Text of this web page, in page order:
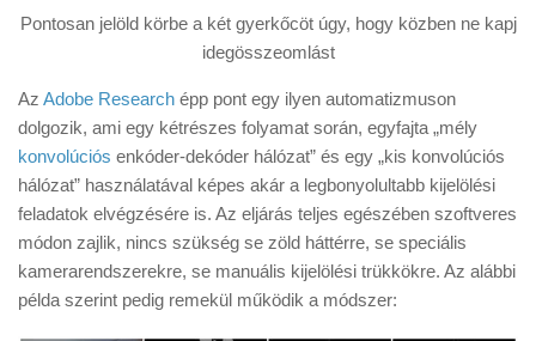
Pontosan jelöld körbe a két gyerkőcöt úgy, hogy közben ne kapj
idegösszeomlást
Az Adobe Research épp pont egy ilyen automatizmuson
dolgozik, ami egy kétrészes folyamat során, egyfajta „mély
konvolúciós enkóder-dekóder hálózat” és egy „kis konvolúciós
hálózat” használatával képes akár a legbonyolultabb kijelölési
feladatok elvégzésére is. Az eljárás teljes egészében szoftveres
módon zajlik, nincs szükség se zöld háttérre, se speciális
kamerarendszerekre, se manuális kijelölési trükkökre. Az alábbi
példa szerint pedig remekül működik a módszer: